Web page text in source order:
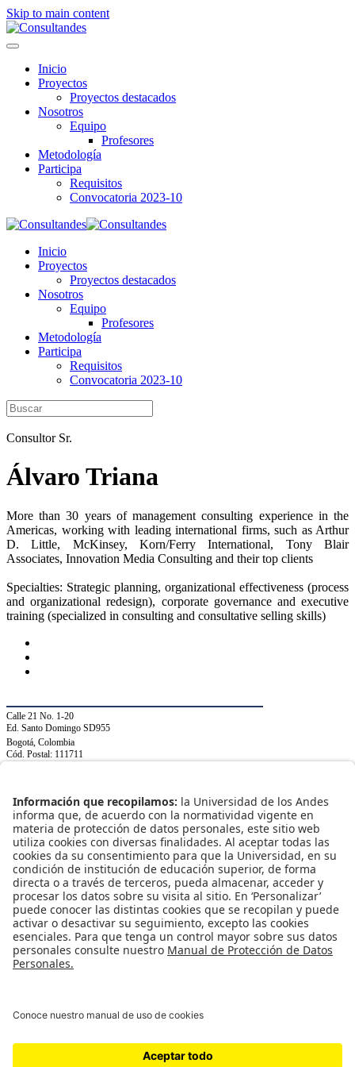
Skip to main content
Inicio
Proyectos
Proyectos destacados
Nosotros
Equipo
Profesores
Metodología
Participa
Requisitos
Convocatoria 2023-10
Inicio
Proyectos
Proyectos destacados
Nosotros
Equipo
Profesores
Metodología
Participa
Requisitos
Convocatoria 2023-10
Consultor Sr.
Álvaro Triana
More than 30 years of management consulting experience in the
Americas, working with leading international firms, such as Arthur
D. Little, McKinsey, Korn/Ferry International, Tony Blair
Associates, Innovation Media Consulting and their top clients
Specialties: Strategic planning, organizational effectiveness (process
and organizational redesign), corporate governance and executive
training (specialized in consulting and consultative selling skills)
Calle 21 No. 1-20
Ed. Santo Domingo SD955
Bogotá, Colombia
Cód. Postal: 111711
NORMATIVIDAD INSTITUCIONAL
Transparencia y acceso a información pública
Uso de datos personales
ENLACES RÁPIDOS
Facultad
Programas
Investigación
REDES SOCIALES